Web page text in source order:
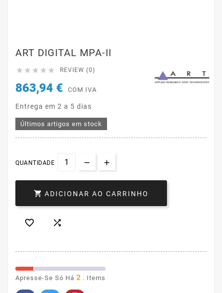
ART DIGITAL MPA-II
     REVIEW (0)
863,94 € COM IVA
Entrega em 2 a 5 dias
Últimos artigos em stock
QUANTIDADE
 ADICIONAR AO CARRINHO
 
Apresse-Se Só Há 2 . Items